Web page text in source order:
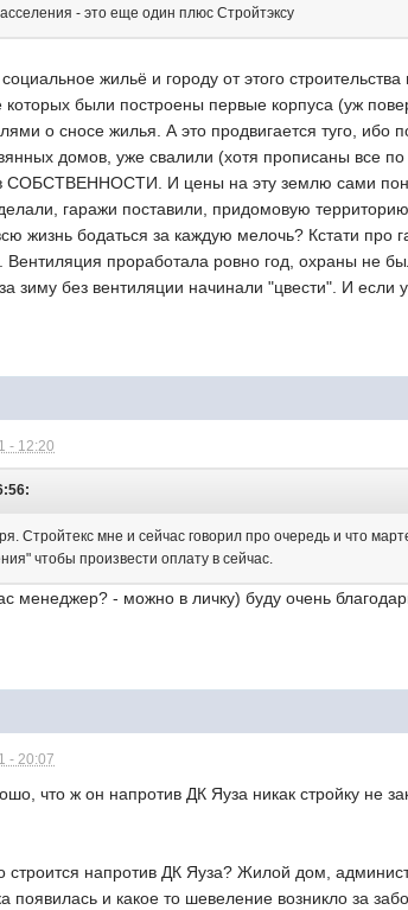
- это еще один плюс Стройтэксу
жильё и городу от этого
которых были построены первые корпуса (уж
о сносе жилья. А это продвигается туго,
домов, уже свалили (хотя прописаны все
СОБСТВЕННОСТИ. И цены на эту землю сами
гаражи поставили, придомовую
жизнь бодаться за каждую мелочь? Кстати про
Вентиляция проработала ровно год, охраны не
зиму без вентиляции начинали "цвести". И если
- 12:20
Стройтекс мне и сейчас говорил про очередь и что
чтобы произвести оплату в сейчас.
менеджер? - можно в личку) буду очень
- 20:07
что ж он напротив ДК Яуза никак стройку не
строится напротив ДК Яуза? Жилой дом,
появилась и какое то шевеление возникло за